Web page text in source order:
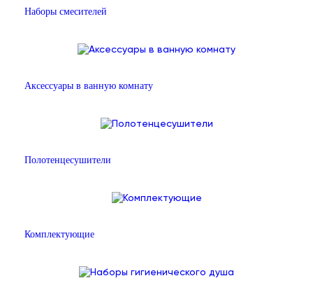
Наборы смесителей
Аксессуары в ванную комнату
Полотенцесушители
Комплектующие